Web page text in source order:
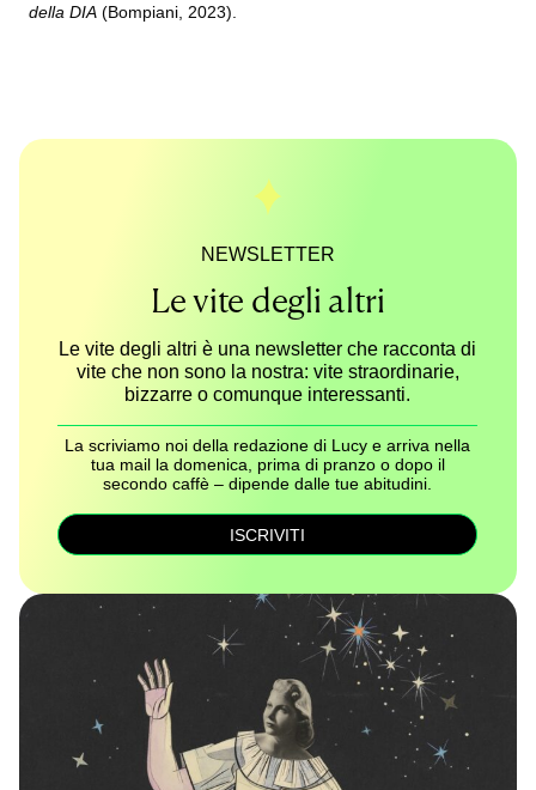
della DIA (Bompiani, 2023).
NEWSLETTER
Le vite degli altri
Le vite degli altri è una newsletter che racconta di
vite che non sono la nostra: vite straordinarie,
bizzarre o comunque interessanti.
La scriviamo noi della redazione di Lucy e arriva nella
tua mail la domenica, prima di pranzo o dopo il
secondo caffè – dipende dalle tue abitudini.
ISCRIVITI